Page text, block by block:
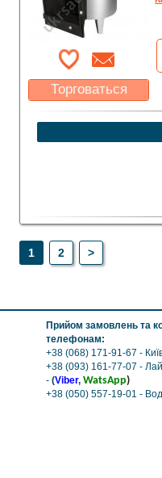
Торговаться
Какая цена Вас
устроит?
1 2 >
Прийом замовлень та
телефонам:
+38 (068) 171-91-67 -
+38 (093) 161-77-07 -
- (Viber, WatsApp)
+38 (050) 557-19-01 -